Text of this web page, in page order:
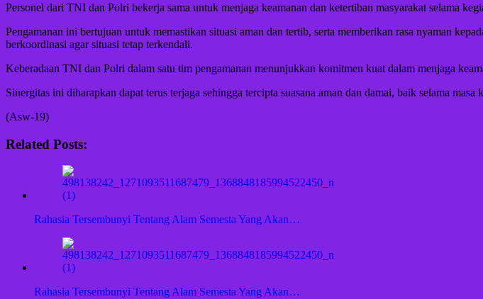
Personel dari TNI dan Polri bekerja sama untuk menjaga keamanan dan ketertiban masyarakat selama
Pengamanan ini bertujuan untuk memastikan situasi aman dan tertib, serta memberikan rasa nyaman
berkoordinasi agar situasi tetap terkendali.
Keberadaan TNI dan Polri dalam satu tim pengamanan menunjukkan komitmen kuat dalam menjaga
Sinergitas ini diharapkan dapat terus terjaga sehingga tercipta suasana aman dan damai, baik selama
(Asw-19)
Related Posts:
Rahasia Tersembunyi Tentang Alam Semesta Yang Akan…
Rahasia Tersembunyi Tentang Alam Semesta Yang Akan…